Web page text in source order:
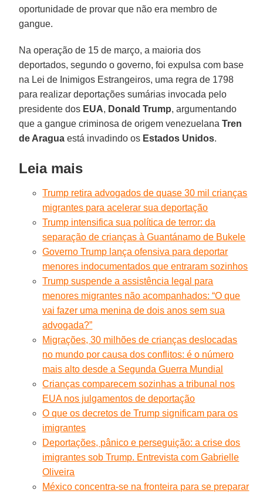
oportunidade de provar que não era membro de
gangue.
Na operação de 15 de março, a maioria dos
deportados, segundo o governo, foi expulsa com base
na Lei de Inimigos Estrangeiros, uma regra de 1798
para realizar deportações sumárias invocada pelo
presidente dos EUA, Donald Trump, argumentando
que a gangue criminosa de origem venezuelanaTren
de Aragua está invadindo os Estados Unidos.
Leia mais
Trump retira advogados de quase 30 mil crianças
migrantes para acelerar sua deportação
Trump intensifica sua política de terror: da
separação de crianças à Guantánamo de Bukele
Governo Trump lança ofensiva para deportar
menores indocumentados que entraram sozinhos
Trump suspende a assistência legal para
menores migrantes não acompanhados: “O que
vai fazer uma menina de dois anos sem sua
advogada?”
Migrações, 30 milhões de crianças deslocadas
no mundo por causa dos conflitos: é o número
mais alto desde a Segunda Guerra Mundial
Crianças comparecem sozinhas a tribunal nos
EUA nos julgamentos de deportação
O que os decretos de Trump significam para os
imigrantes
Deportações, pânico e perseguição: a crise dos
imigrantes sob Trump. Entrevista com Gabrielle
Oliveira
México concentra-se na fronteira para se preparar